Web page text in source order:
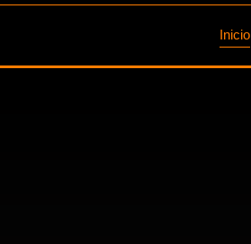
Inicio